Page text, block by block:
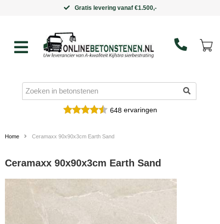
Gratis levering vanaf €1.500,-
648ervaringen
Home Ceramaxx 90x90x3cm Earth Sand
Ceramaxx 90x90x3cm Earth Sand